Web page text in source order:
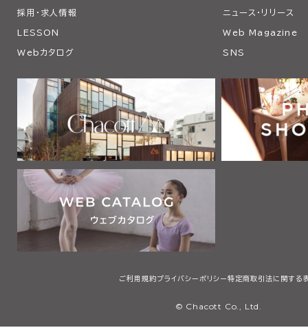
採用・求人情報 ニュース・リリース
LESSON Web Magazine
Webカタログ SNS
ご利用規約プライバシーポリシー 特定商取引法に関する
© Chacott Co., Ltd.